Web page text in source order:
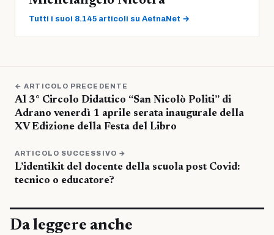
Tutti i suoi 8.145 articoli su AetnaNet →
← ARTICOLO PRECEDENTE
Al 3° Circolo Didattico “San Nicolò Politi” di
Adrano venerdì 1 aprile serata inaugurale della
XV Edizione della Festa del Libro
ARTICOLO SUCCESSIVO →
L’identikit del docente della scuola post Covid:
tecnico o educatore?
Da leggere anche